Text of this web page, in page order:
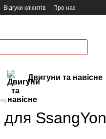
Відгуки клієнтів Про нас
Двигуни та навісне